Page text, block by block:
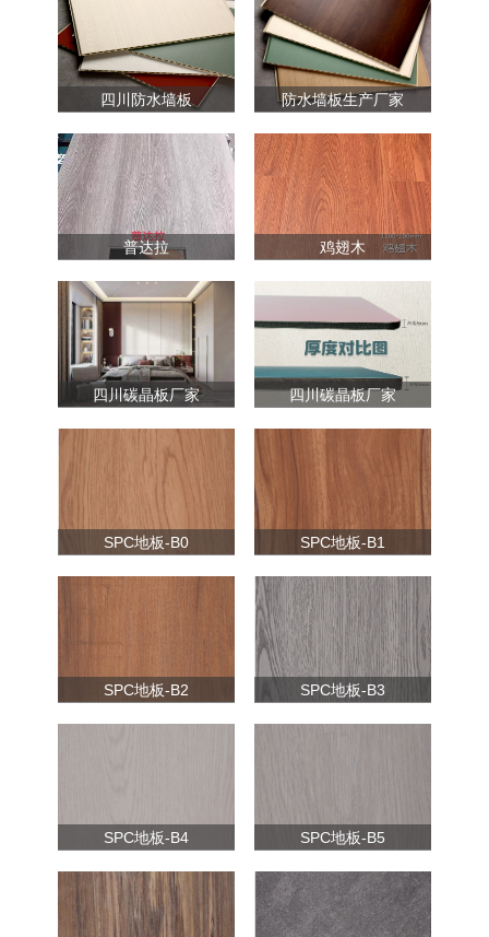
四川防水墙板 防水墙板生产厂家
普达拉 鸡翅木
四川碳晶板厂家 四川碳晶板厂家
SPC地板-B0 SPC地板-B1
SPC地板-B2 SPC地板-B3
SPC地板-B4 SPC地板-B5